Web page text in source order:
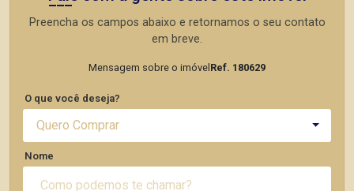
Preencha os campos abaixo e retornamos o seu contato
em breve.
Mensagem sobre o imóvel Ref. 180629
O que você deseja?
Quero Comprar
Nome